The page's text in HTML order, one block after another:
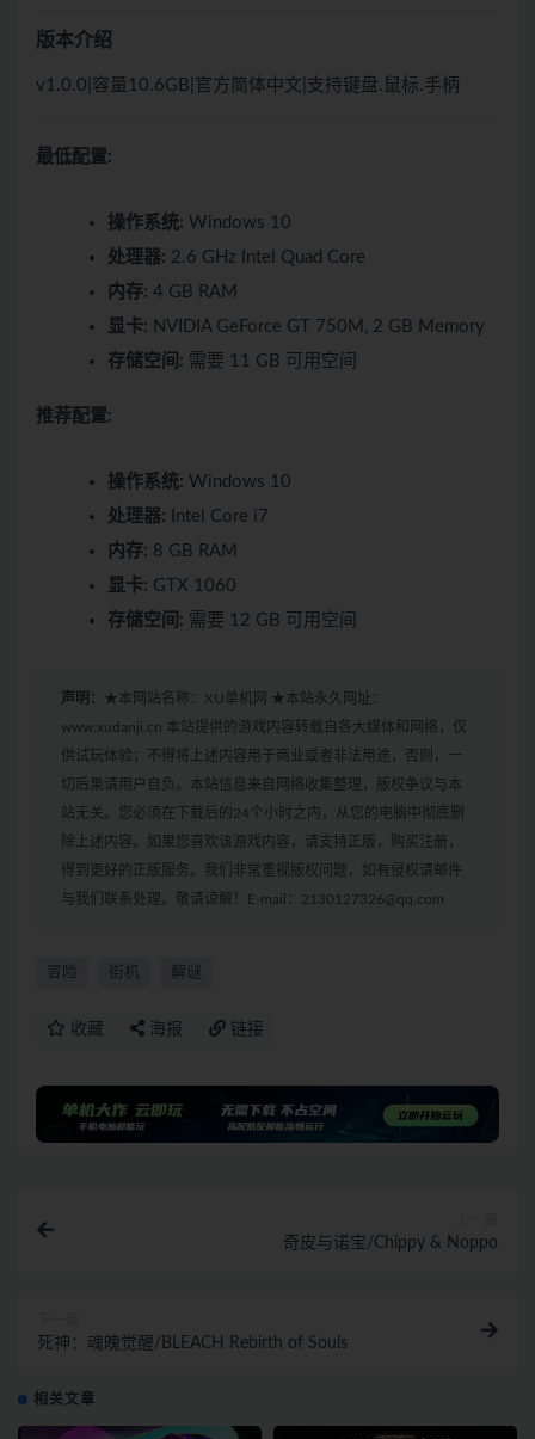
版本介绍
v1.0.0|容量10.6GB|官方简体中文|支持键盘.鼠标.手柄
最低配置:
操作系统: Windows 10
处理器: 2.6 GHz Intel Quad Core
内存: 4 GB RAM
显卡: NVIDIA GeForce GT 750M, 2 GB Memory
存储空间: 需要 11 GB 可用空间
推荐配置:
操作系统: Windows 10
处理器: Intel Core i7
内存: 8 GB RAM
显卡: GTX 1060
存储空间: 需要 12 GB 可用空间
声明： ★本网站名称：XU单机网 ★本站永久网址：
www.xudanji.cn 本站提供的游戏内容转载自各大媒体和网络，仅
供试玩体验；不得将上述内容用于商业或者非法用途，否则，一
切后果请用户自负。本站信息来自网络收集整理，版权争议与本
站无关。您必须在下载后的24个小时之内，从您的电脑中彻底删
除上述内容。如果您喜欢该游戏内容，请支持正版，购买注册，
得到更好的正版服务。我们非常重视版权问题，如有侵权请邮件
与我们联系处理。敬请谅解！E-mail：2130127326@qq.com
冒险 街机 解谜
收藏 海报 链接
奇皮与诺宝/Chippy & Noppo
死神：魂魄觉醒/BLEACH Rebirth of Souls
相关文章